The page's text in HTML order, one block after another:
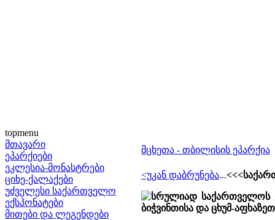
topmenu
მთავარი
ეპარქიები
ეკლესია-მონასტრები
ციხე-ქალაქები
უძველესი საქართველო
ექსპონატები
მითები და ლეგენდები
მცხეთა - თბილისის ეპარქია
<უკან დაბრუნება...
სრულიად საქართველოს
ბიჭვინთისა და ცხუმ-